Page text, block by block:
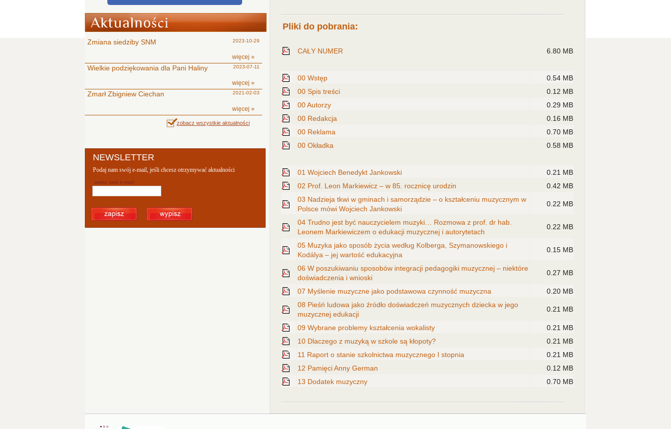
Zmiana siedziby SNM 2023-10-29
więcej »
Wielkie podziękowania dla Pani Haliny 2023-07-11
więcej »
Zmarł Zbigniew Ciechan 2021-02-03
więcej »
zobacz wszystkie aktualności
NEWSLETTER
Podaj nam swój e-mail, jeśli chcesz otrzymywać aktualności
wpisz swój e-mail:
Pliki do pobrania:
CAŁY NUMER 6.80 MB
00 Wstęp
0.54 MB
00 Spis treści
0.12 MB
00 Autorzy
0.29 MB
00 Redakcja
0.16 MB
00 Reklama
0.70 MB
00 Okładka
0.58 MB
01 Wojciech Benedykt Jankowski
0.21 MB
02 Prof. Leon Markiewicz – w 85. rocznicę urodzin
0.42 MB
03 Nadzieja tkwi w gminach i samorządzie – o kształceniu muzycznym w
Polsce mówi Wojciech Jankowski
0.22 MB
04 Trudno jest być nauczycielem muzyki… Rozmowa z prof. dr hab.
Leonem Markiewiczem o edukacji muzycznej i autorytetach
0.22 MB
05 Muzyka jako sposób życia według Kolberga, Szymanowskiego i
Kodálya – jej wartość edukacyjna
0.15 MB
06 W poszukiwaniu sposobów integracji pedagogiki muzycznej – niektóre
doświadczenia i wnioski
0.27 MB
07 Myślenie muzyczne jako podstawowa czynność muzyczna
0.20 MB
08 Pieśń ludowa jako źródło doświadczeń muzycznych dziecka w jego
muzycznej edukacji
0.21 MB
09 Wybrane problemy kształcenia wokalisty
0.21 MB
10 Dlaczego z muzyką w szkole są kłopoty?
0.21 MB
11 Raport o stanie szkolnictwa muzycznego I stopnia
0.21 MB
12 Pamięci Anny German
0.12 MB
13 Dodatek muzyczny
0.70 MB